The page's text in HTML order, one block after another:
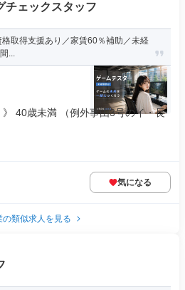
チェックスタッフ
格取得支援あり／家賃60％補助／未経
...
40歳未満 （例外事由3号のイ・長
気になる
の類似求人を見る